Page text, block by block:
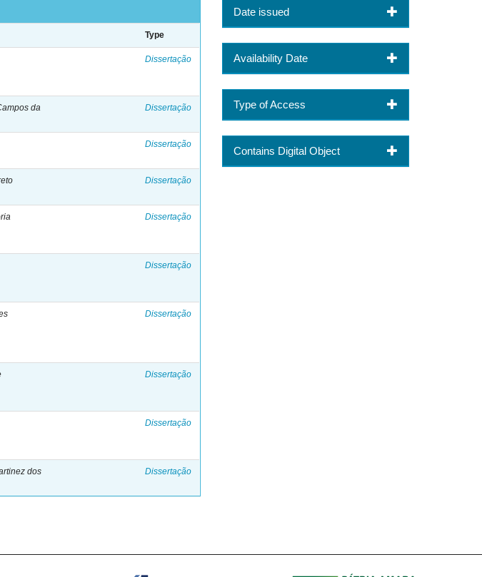
Type
Dissertação
da Dissertação
Dissertação
Dissertação
Dissertação
Dissertação
Dissertação
Dissertação
Dissertação
dos Dissertação
Date issued
Availability Date
Type of Access
Contains Digital Object